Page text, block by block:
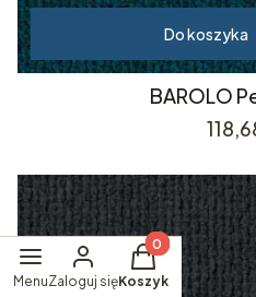
Do koszyka
BAROLO
Cena
MenuZaloguj się
Produkty w
Koszyk